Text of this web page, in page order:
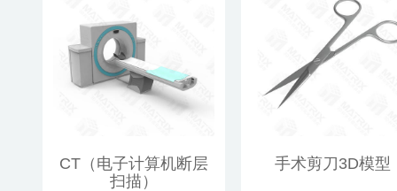
CT（电子计算机断层
扫描）
手术剪刀3D模型